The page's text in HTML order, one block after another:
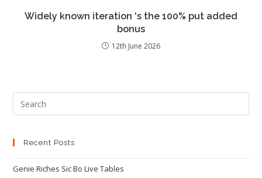
Widely known iteration ‘s the 100% put added
bonus
12th June 2026
Recent Posts
Genie Riches Sic Bo Live Tables